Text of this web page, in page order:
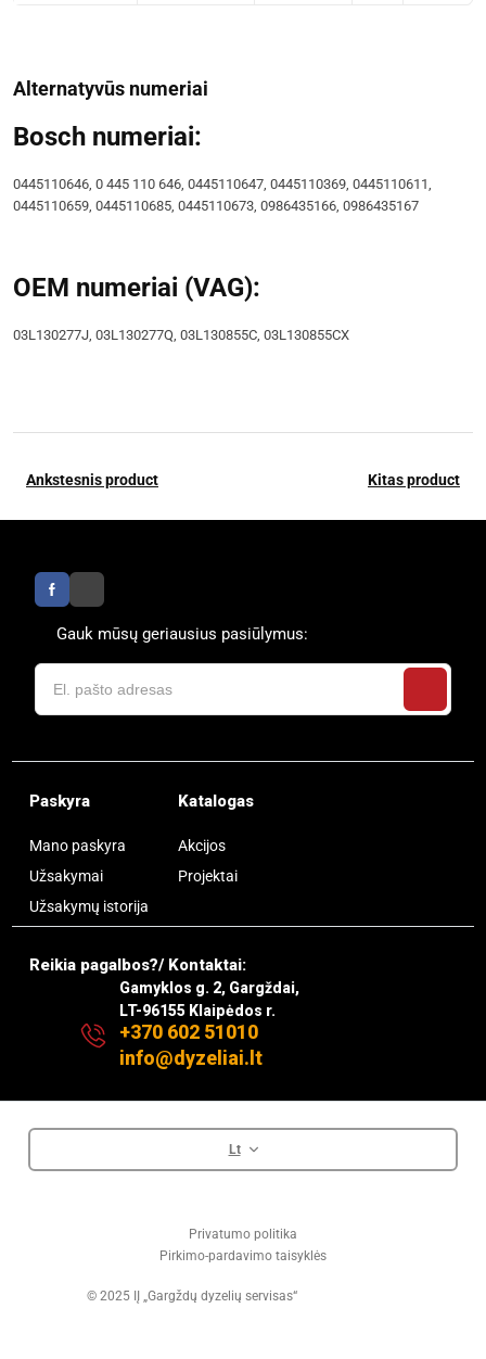
Alternatyvūs numeriai
Bosch numeriai:
0445110646, 0 445 110 646, 0445110647, 0445110369, 0445110611,
0445110659, 0445110685, 0445110673, 0986435166, 0986435167
OEM numeriai (VAG):
03L130277J, 03L130277Q, 03L130855C, 03L130855CX
Ankstesnis product Kitas product
Gauk mūsų geriausius pasiūlymus:
Paskyra
Mano paskyra
Užsakymai
Užsakymų istorija
Katalogas
Akcijos
Projektai
Reikia pagalbos?/ Kontaktai:
Gamyklos g. 2, Gargždai,
LT-96155 Klaipėdos r.
+370 602 51010
info@dyzeliai.lt
Lt
© 2025 IĮ „Gargždų dyzelių servisas“
Privatumo politika
Pirkimo-pardavimo taisyklės